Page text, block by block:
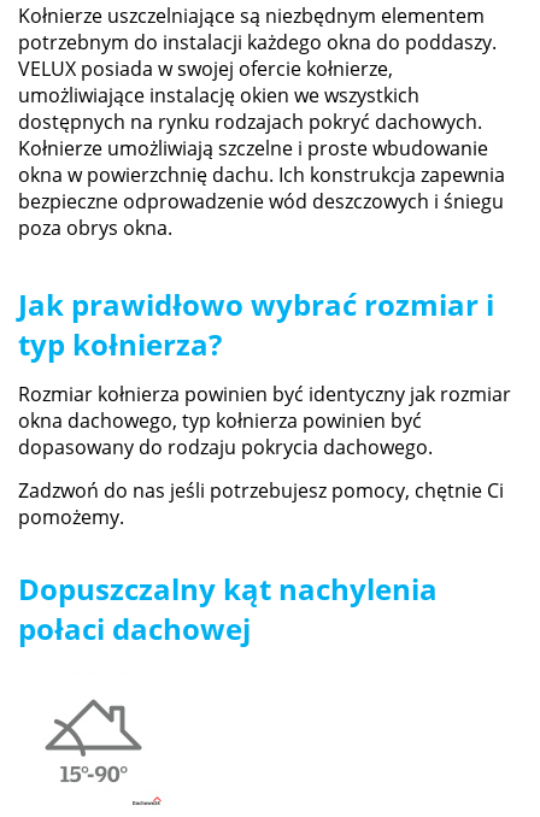
Kołnierze uszczelniające są niezbędnym elementem
potrzebnym do instalacji każdego okna do poddaszy.
VELUX posiada w swojej ofercie kołnierze,
umożliwiające instalację okien we wszystkich
dostępnych na rynku rodzajach pokryć dachowych.
Kołnierze umożliwiają szczelne i proste wbudowanie
okna w powierzchnię dachu. Ich konstrukcja zapewnia
bezpieczne odprowadzenie wód deszczowych i śniegu
poza obrys okna.
Jak prawidłowo wybrać rozmiar i
typ kołnierza?
Rozmiar kołnierza powinien być identyczny jak rozmiar
okna dachowego, typ kołnierza powinien być
dopasowany do rodzaju pokrycia dachowego.
Zadzwoń do nas jeśli potrzebujesz pomocy, chętnie Ci
pomożemy.
Dopuszczalny kąt nachylenia
połaci dachowej